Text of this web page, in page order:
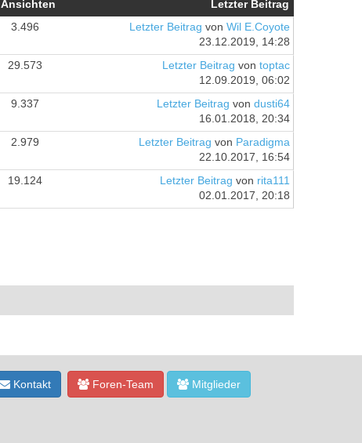
Ansichten Letzter Beitrag
3.496 Letzter Beitrag von Wil E.Coyote
23.12.2019, 14:28
29.573 Letzter Beitrag von toptac
12.09.2019, 06:02
9.337 Letzter Beitrag von dusti64
16.01.2018, 20:34
2.979 Letzter Beitrag von Paradigma
22.10.2017, 16:54
19.124 Letzter Beitrag von rita111
02.01.2017, 20:18
Kontakt Foren-Team Mitglieder